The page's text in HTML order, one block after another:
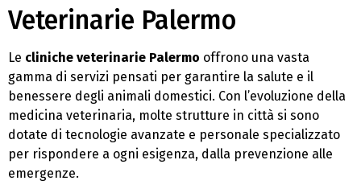
Veterinarie Palermo
Le cliniche veterinarie Palermo offrono una vasta
gamma di servizi pensati per garantire la salute e il
benessere degli animali domestici. Con l’evoluzione della
medicina veterinaria, molte strutture in città si sono
dotate di tecnologie avanzate e personale specializzato
per rispondere a ogni esigenza, dalla prevenzione alle
emergenze.